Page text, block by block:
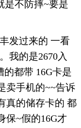
是不防摔~要是
发过来的 一看
我的是2670入
都带 16G卡是
卖手机的~~告诉
真的储存卡的 都
保~假的16G才